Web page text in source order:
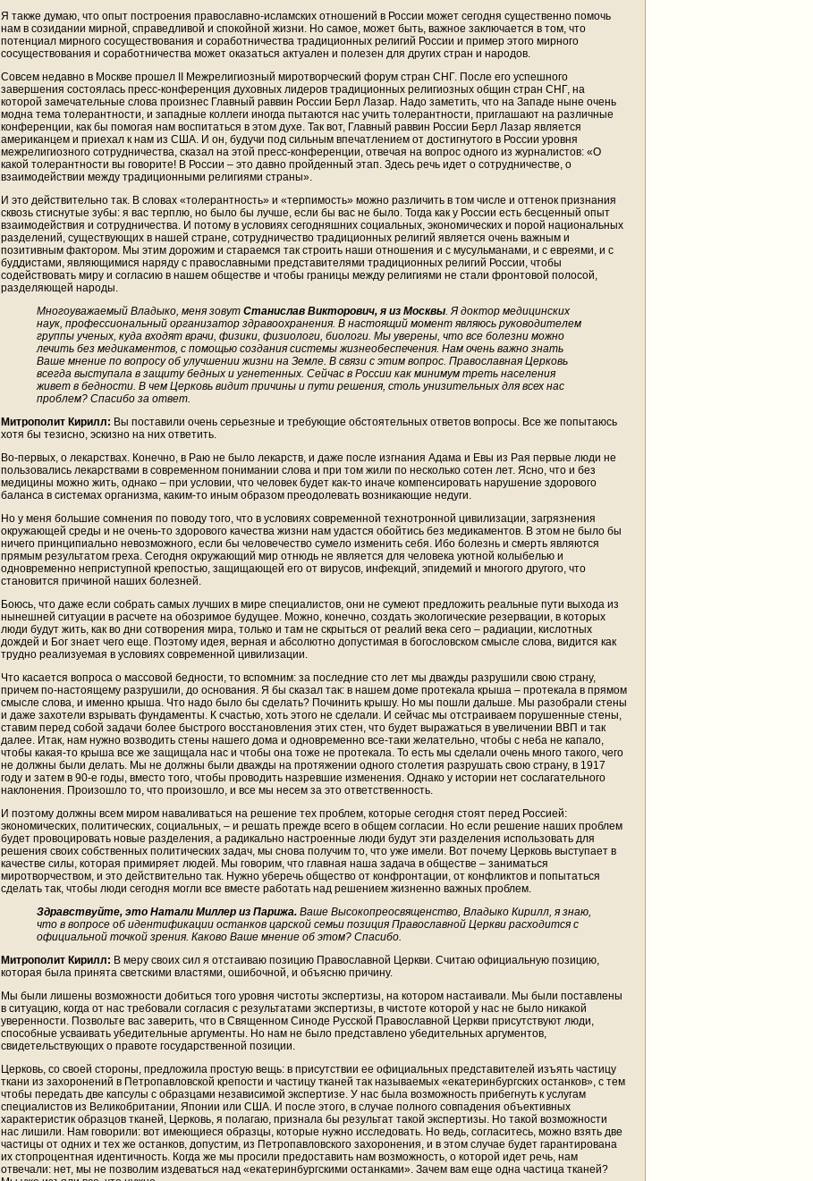
Я также думаю, что опыт построения православно-исламских отношений в России может сегодня существенно помочь
нам в созидании мирной, справедливой и спокойной жизни. Но самое, может быть, важное заключается в том, что
потенциал мирного сосуществования и соработничества традиционных религий России и пример этого мирного
сосуществования и соработничества может оказаться актуален и полезен для других стран и народов.
Совсем недавно в Москве прошел II Межрелигиозный миротворческий форум стран СНГ. После его успешного
завершения состоялась пресс-конференция духовных лидеров традиционных религиозных общин стран СНГ, на
которой замечательные слова произнес Главный раввин России Берл Лазар. Надо заметить, что на Западе ныне очень
модна тема толерантности, и западные коллеги иногда пытаются нас учить толерантности, приглашают на различные
конференции, как бы помогая нам воспитаться в этом духе. Так вот, Главный раввин России Берл Лазар является
американцем и приехал к нам из США. И он, будучи под сильным впечатлением от достигнутого в России уровня
межрелигиозного сотрудничества, сказал на этой пресс-конференции, отвечая на вопрос одного из журналистов: «О
какой толерантности вы говорите! В России – это давно пройденный этап. Здесь речь идет о сотрудничестве, о
взаимодействии между традиционными религиями страны».
И это действительно так. В словах «толерантность» и «терпимость» можно различить в том числе и оттенок признания
сквозь стиснутые зубы: я вас терплю, но было бы лучше, если бы вас не было. Тогда как у России есть бесценный опыт
взаимодействия и сотрудничества. И потому в условиях сегодняшних социальных, экономических и порой национальных
разделений, существующих в нашей стране, сотрудничество традиционных религий является очень важным и
позитивным фактором. Мы этим дорожим и стараемся так строить наши отношения и с мусульманами, и с евреями, и с
буддистами, являющимися наряду с православными представителями традиционных религий России, чтобы
содействовать миру и согласию в нашем обществе и чтобы границы между религиями не стали фронтовой полосой,
разделяющей народы.
Многоуважаемый Владыко, меня зовут Станислав Викторович, я из Москвы . Я доктор медицинских
наук, профессиональный организатор здравоохранения. В настоящий момент являюсь руководителем
группы ученых, куда входят врачи, физики, физиологи, биологи. Мы уверены, что все болезни можно
лечить без медикаментов, с помощью создания системы жизнеобеспечения. Нам очень важно знать
Ваше мнение по вопросу об улучшении жизни на Земле. В связи с этим вопрос. Православная Церковь
всегда выступала в защиту бедных и угнетенных. Сейчас в России как минимум треть населения
живет в бедности. В чем Церковь видит причины и пути решения, столь унизительных для всех нас
проблем? Спасибо за ответ.
Митрополит Кирилл: Вы поставили очень серьезные и требующие обстоятельных ответов вопросы. Все же попытаюсь
хотя бы тезисно, эскизно на них ответить.
Во-первых, о лекарствах. Конечно, в Раю не было лекарств, и даже после изгнания Адама и Евы из Рая первые люди не
пользовались лекарствами в современном понимании слова и при том жили по несколько сотен лет. Ясно, что и без
медицины можно жить, однако – при условии, что человек будет как-то иначе компенсировать нарушение здорового
баланса в системах организма, каким-то иным образом преодолевать возникающие недуги.
Но у меня большие сомнения по поводу того, что в условиях современной технотронной цивилизации, загрязнения
окружающей среды и не очень-то здорового качества жизни нам удастся обойтись без медикаментов. В этом не было бы
ничего принципиально невозможного, если бы человечество сумело изменить себя. Ибо болезнь и смерть являются
прямым результатом греха. Сегодня окружающий мир отнюдь не является для человека уютной колыбелью и
одновременно неприступной крепостью, защищающей его от вирусов, инфекций, эпидемий и многого другого, что
становится причиной наших болезней.
Боюсь, что даже если собрать самых лучших в мире специалистов, они не сумеют предложить реальные пути выхода из
нынешней ситуации в расчете на обозримое будущее. Можно, конечно, создать экологические резервации, в которых
люди будут жить, как во дни сотворения мира, только и там не скрыться от реалий века сего – радиации, кислотных
дождей и Бог знает чего еще. Поэтому идея, верная и абсолютно допустимая в богословском смысле слова, видится как
трудно реализуемая в условиях современной цивилизации.
Что касается вопроса о массовой бедности, то вспомним: за последние сто лет мы дважды разрушили свою страну,
причем по-настоящему разрушили, до основания. Я бы сказал так: в нашем доме протекала крыша – протекала в прямом
смысле слова, и именно крыша. Что надо было бы сделать? Починить крышу. Но мы пошли дальше. Мы разобрали стены
и даже захотели взрывать фундаменты. К счастью, хоть этого не сделали. И сейчас мы отстраиваем порушенные стены,
ставим перед собой задачи более быстрого восстановления этих стен, что будет выражаться в увеличении ВВП и так
далее. Итак, нам нужно возводить стены нашего дома и одновременно все-таки желательно, чтобы с неба не капало,
чтобы какая-то крыша все же защищала нас и чтобы она тоже не протекала. То есть мы сделали очень много такого, чего
не должны были делать. Мы не должны были дважды на протяжении одного столетия разрушать свою страну, в 1917
году и затем в 90-е годы, вместо того, чтобы проводить назревшие изменения. Однако у истории нет сослагательного
наклонения. Произошло то, что произошло, и все мы несем за это ответственность.
И поэтому должны всем миром наваливаться на решение тех проблем, которые сегодня стоят перед Россией:
экономических, политических, социальных, – и решать прежде всего в общем согласии. Но если решение наших проблем
будет провоцировать новые разделения, а радикально настроенные люди будут эти разделения использовать для
решения своих собственных политических задач, мы снова получим то, что уже имели. Вот почему Церковь выступает в
качестве силы, которая примиряет людей. Мы говорим, что главная наша задача в обществе – заниматься
миротворчеством, и это действительно так. Нужно уберечь общество от конфронтации, от конфликтов и попытаться
сделать так, чтобы люди сегодня могли все вместе работать над решением жизненно важных проблем.
Здравствуйте, это Натали Миллер из Парижа. Ваше Высокопреосвященство, Владыко Кирилл, я знаю,
что в вопросе об идентификации останков царской семьи позиция Православной Церкви расходится с
официальной точкой зрения. Каково Ваше мнение об этом? Спасибо.
Митрополит Кирилл: В меру своих сил я отстаиваю позицию Православной Церкви. Считаю официальную позицию,
которая была принята светскими властями, ошибочной, и объясню причину.
Мы были лишены возможности добиться того уровня чистоты экспертизы, на котором настаивали. Мы были поставлены
в ситуацию, когда от нас требовали согласия с результатами экспертизы, в чистоте которой у нас не было никакой
уверенности. Позвольте вас заверить, что в Священном Синоде Русской Православной Церкви присутствуют люди,
способные усваивать убедительные аргументы. Но нам не было представлено убедительных аргументов,
свидетельствующих о правоте государственной позиции.
Церковь, со своей стороны, предложила простую вещь: в присутствии ее официальных представителей изъять частицу
ткани из захоронений в Петропавловской крепости и частицу тканей так называемых «екатеринбургских останков», с тем
чтобы передать две капсулы с образцами независимой экспертизе. У нас была возможность прибегнуть к услугам
специалистов из Великобритании, Японии или США. И после этого, в случае полного совпадения объективных
характеристик образцов тканей, Церковь, я полагаю, признала бы результат такой экспертизы. Но такой возможности
нас лишили. Нам говорили: вот имеющиеся образцы, которые нужно исследовать. Но ведь, согласитесь, можно взять две
частицы от одних и тех же останков, допустим, из Петропавловского захоронения, и в этом случае будет гарантирована
их стопроцентная идентичность. Когда же мы просили предоставить нам возможность, о которой идет речь, нам
отвечали: нет, мы не позволим издеваться над «екатеринбургскими останками». Зачем вам еще одна частица тканей?